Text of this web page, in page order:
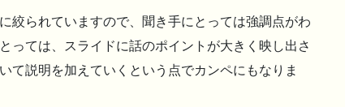
絞られていますので、聞き手にとっては強調点がわ
っては、スライドに話のポイントが大きく映し出さ
て説明を加えていくという点でカンペにもなりま